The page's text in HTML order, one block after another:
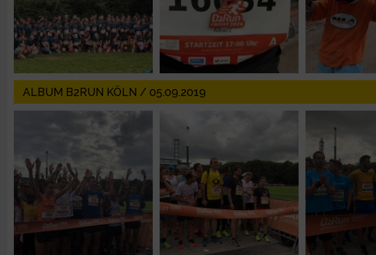
ALBUM B2RUN KÖLN / 05.09.2019
Verwendung von Profilen zur Auswahl personalisierter Inhalte
Messung der Werbeleistung
Messung der Performance von Inhalten
Analyse von Zielgruppen durch Statistiken oder Kombinationen von Daten aus
verschiedenen Quellen
Entwicklung und Verbesserung der Angebote
Verwendung reduzierter Daten zur Auswahl von Inhalten